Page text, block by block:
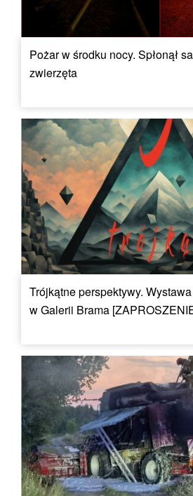
Pożar w środku nocy. Spłonął
zwierzęta
Trójkątne perspektywy.
w Galerii Brama